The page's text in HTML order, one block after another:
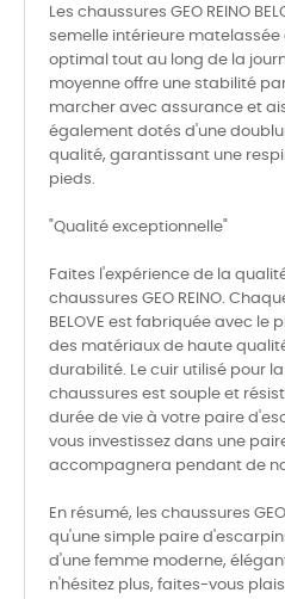
Les chaussures GEO REINO
semelle intérieure matelassée
optimal tout au long de la
moyenne offre une stabilité
marcher avec assurance et
également dotés d'une
qualité, garantissant une
pieds.
"Qualité exceptionnelle"
Faites l'expérience de la
chaussures GEO REINO.
BELOVE est fabriquée avec le
des matériaux de haute
durabilité. Le cuir utilisé pour
chaussures est souple et
durée de vie à votre paire
vous investissez dans une
accompagnera pendant de
En résumé, les chaussures GEO
qu'une simple paire
d'une femme moderne,
n'hésitez plus, faites-vous